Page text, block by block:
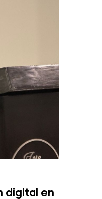
digital en